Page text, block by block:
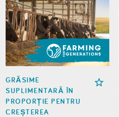
GRĂSIME
SUPLIMENTARĂ ÎN
PROPORȚIE PENTRU
CREȘTEREA